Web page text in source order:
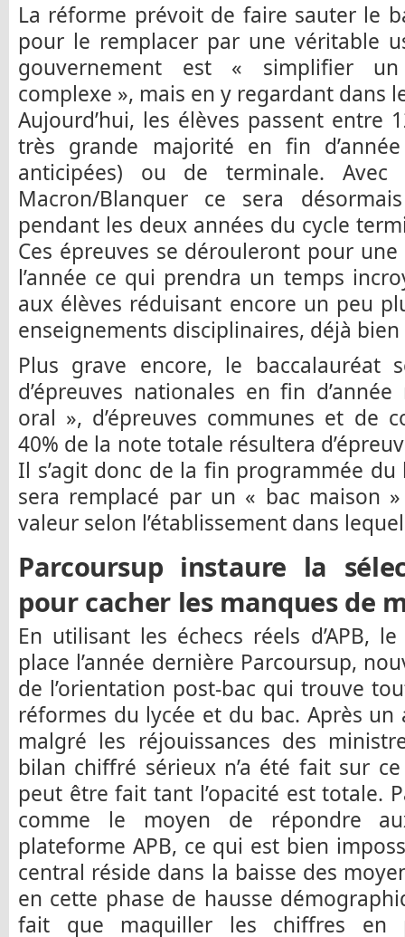
La réforme prévoit de faire sauter le
pour le remplacer par une véritable
gouvernement est « simplifier
complexe », mais en y regardant dans
Aujourd’hui, les élèves passent entre
très grande majorité en fin
anticipées) ou de terminale.
Macron/Blanquer ce sera
pendant les deux années du cycle
Ces épreuves se dérouleront pour
l’année ce qui prendra un temps
aux élèves réduisant encore un peu
enseignements disciplinaires, déjà
Plus grave encore, le baccalauréat
d’épreuves nationales en fin
oral », d’épreuves communes et de
40% de la note totale résultera
Il s’agit donc de la fin programmée
sera remplacé par un « bac maison
valeur selon l’établissement dans lequel
Parcoursup instaure la
pour cacher les manques de
En utilisant les échecs réels d’APB,
place l’année dernière Parcoursup,
de l’orientation post-bac qui trouve
réformes du lycée et du bac. Après
malgré les réjouissances des
bilan chiffré sérieux n’a été fait sur
peut être fait tant l’opacité est totale.
comme le moyen de répondre
plateforme APB, ce qui est bien
central réside dans la baisse des
en cette phase de hausse
fait que maquiller les chiffres en